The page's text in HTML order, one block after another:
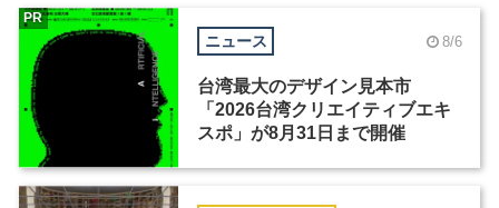
ニュース 8/6
台湾最大のデザイン見本市
「2026台湾クリエイティブエキ
スポ」が8月31日まで開催
PR